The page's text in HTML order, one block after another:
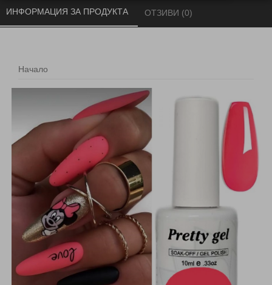
Начало
ИНФОРМАЦИЯ ЗА ПРОДУКТА ОТЗИВИ (0)